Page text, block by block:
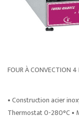
FOUR À CONVECTION
• Construction acier
Thermostat 0-280°C •